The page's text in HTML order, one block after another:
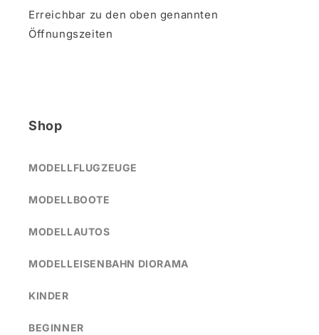
Erreichbar zu den oben genannten
Öffnungszeiten
Shop
MODELLFLUGZEUGE
MODELLBOOTE
MODELLAUTOS
MODELLEISENBAHN DIORAMA
KINDER
BEGINNER